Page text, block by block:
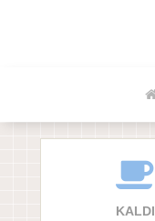
KALDI